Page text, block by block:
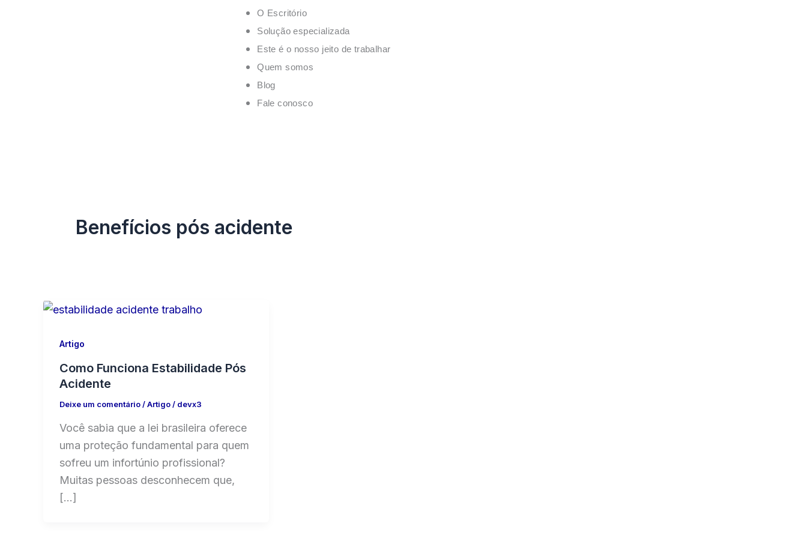
O Escritório
Solução especializada
Este é o nosso jeito de trabalhar
Quem somos
Blog
Fale conosco
Benefícios pós acidente
Artigo
Como Funciona Estabilidade Pós
Acidente
Deixe um comentário/Artigo/ devx3
Você sabia que a lei brasileira oferece
uma proteção fundamental para quem
sofreu um infortúnio profissional?
Muitas pessoas desconhecem que,
[…]